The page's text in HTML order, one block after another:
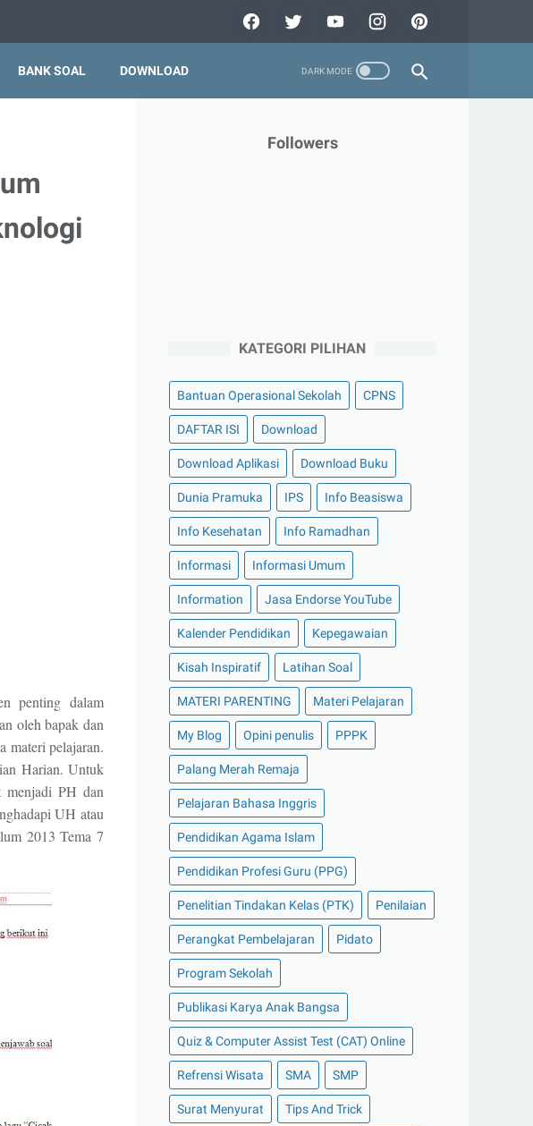
BANK SOAL DOWNLOAD
penting dalam
oleh bapak dan
materi pelajaran.
Harian. Untuk
menjadi PH dan
UH atau
2013 Tema 7
Followers
KATEGORI PILIHAN
Bantuan Operasional Sekolah CPNS
DAFTAR ISI Download
Download Aplikasi Download Buku
Dunia Pramuka IPS Info Beasiswa
Info Kesehatan Info Ramadhan
Informasi Informasi Umum
Information Jasa Endorse YouTube
Kalender Pendidikan Kepegawaian
Kisah Inspiratif Latihan Soal
MATERI PARENTING Materi Pelajaran
My Blog Opini penulis PPPK
Palang Merah Remaja
Pelajaran Bahasa Inggris
Pendidikan Agama Islam
Pendidikan Profesi Guru (PPG)
Penelitian Tindakan Kelas (PTK) Penilaian
Perangkat Pembelajaran Pidato
Program Sekolah
Publikasi Karya Anak Bangsa
Quiz & Computer Assist Test (CAT) Online
Refrensi Wisata SMA SMP
Surat Menyurat Tips And Trick